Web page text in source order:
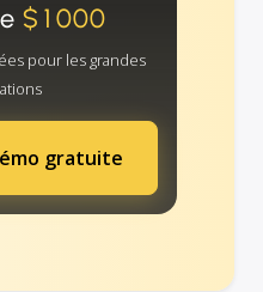
$1000
pour les grandes
gratuite